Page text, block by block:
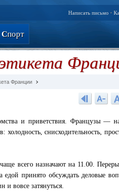
Написать письмо •
Спорт
Франции
и приветствия. Французы —
снисходительность,
всего назначают на 11.00.
принято обсуждать деловые
и вовсе затянуться.